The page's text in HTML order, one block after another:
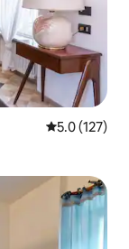
レビュー127
5.0 (127)